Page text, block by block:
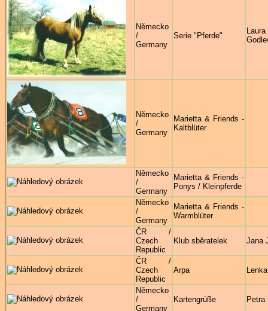
Německo
/
Germany
Serie "Pferde"
Laura
Německo
/
Germany
Marietta & Friends -
Kaltblüter
Německo
/
Germany
Marietta & Friends -
Ponys / Kleinpferde
Německo
/
Germany
Marietta & Friends -
Warmblüter
ČR /
Czech
Republic
Klub sběratelek Jana
ČR /
Czech
Republic
Arpa
Německo
/
Germany
Kartengrüße Petra